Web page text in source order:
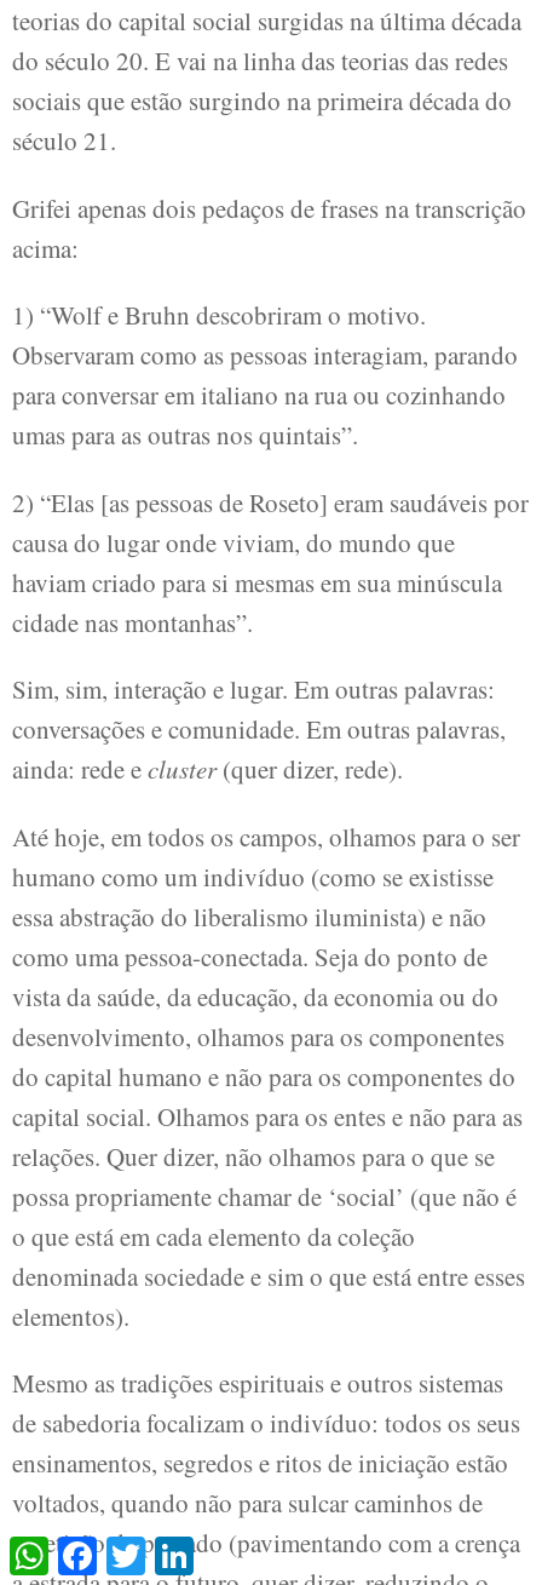
teorias do capital social surgidas na última década
do século 20. E vai na linha das teorias das redes
sociais que estão surgindo na primeira década do
século 21.
Grifei apenas dois pedaços de frases na transcrição
acima:
1) “Wolf e Bruhn descobriram o motivo.
Observaram como as pessoas interagiam, parando
para conversar em italiano na rua ou cozinhando
umas para as outras nos quintais”.
2) “Elas [as pessoas de Roseto] eram saudáveis por
causa do lugar onde viviam, do mundo que
haviam criado para si mesmas em sua minúscula
cidade nas montanhas”.
Sim, sim, interação e lugar. Em outras palavras:
conversações e comunidade. Em outras palavras,
ainda: rede ecluster(quer dizer, rede).
Até hoje, em todos os campos, olhamos para o ser
humano como um indivíduo (como se existisse
essa abstração do liberalismo iluminista) e não
como uma pessoa-conectada. Seja do ponto de
vista da saúde, da educação, da economia ou do
desenvolvimento, olhamos para os componentes
do capital humano e não para os componentes do
capital social. Olhamos para os entes e não para as
relações. Quer dizer, não olhamos para o que se
possa propriamente chamar de ‘social’ (que não é
o que está em cada elemento da coleção
denominada sociedade e sim o que está entre esses
elementos).
Mesmo as tradições espirituais e outros sistemas
de sabedoria focalizam o indivíduo: todos os seus
ensinamentos, segredos e ritos de iniciação estão
voltados, quando não para sulcar caminhos de
repetição de passado (pavimentando com a crença
WhatsAppFacebookTwitterLinkedIn